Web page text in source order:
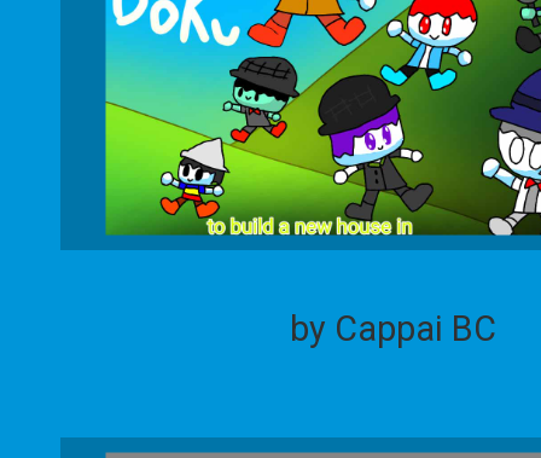
by Cappai BC